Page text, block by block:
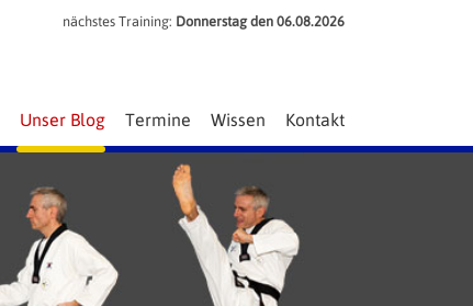
nächstes Training: Donnerstag den 06.08.2026
Unser Blog Termine Wissen Kontakt